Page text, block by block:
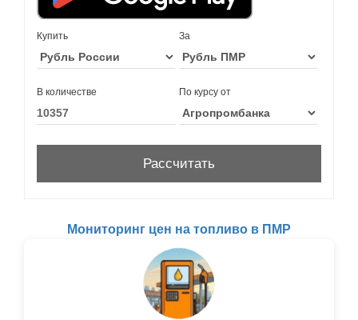
Купить За
В количестве По курсу от
Мониторинг цен на топливо в ПМР